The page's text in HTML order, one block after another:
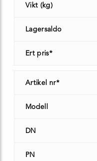
Vikt (kg)
Lagersaldo
Ert pris*
Artikel nr*
Modell
DN
PN